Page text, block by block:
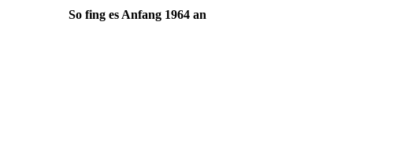
So fing es Anfang 1964 an